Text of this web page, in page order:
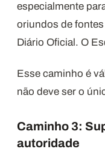
especialmente
oriundos de
Diário Oficial. O
Esse caminho é
não deve ser o
Caminho 3:
autoridade